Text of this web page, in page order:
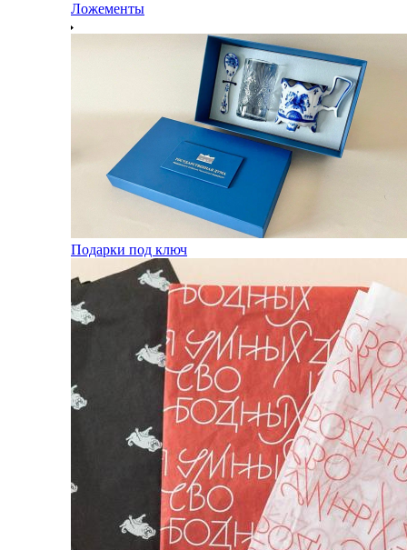
Ложементы
Подарки под ключ